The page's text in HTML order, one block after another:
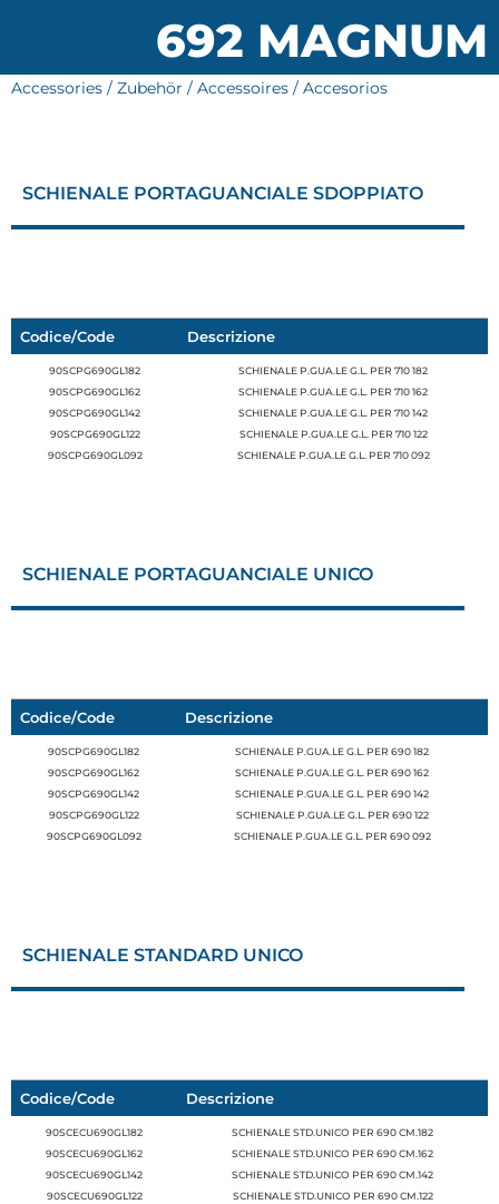
692 MAGNUM
Accessories / Zubehör / Accessoires / Accesorios
SCHIENALE PORTAGUANCIALE SDOPPIATO
Codice/Code Descrizione
90SCPG690GL182
SCHIENALE P.GUA.LE G.L. PER 710 182
90SCPG690GL162
SCHIENALE P.GUA.LE G.L. PER 710 162
90SCPG690GL142
SCHIENALE P.GUA.LE G.L. PER 710 142
90SCPG690GL122
SCHIENALE P.GUA.LE G.L. PER 710 122
90SCPG690GL092
SCHIENALE P.GUA.LE G.L. PER 710 092
SCHIENALE PORTAGUANCIALE UNICO
Codice/Code Descrizione
90SCPG690GL182
SCHIENALE P.GUA.LE G.L. PER 690 182
90SCPG690GL162
SCHIENALE P.GUA.LE G.L. PER 690 162
90SCPG690GL142
SCHIENALE P.GUA.LE G.L. PER 690 142
90SCPG690GL122
SCHIENALE P.GUA.LE G.L. PER 690 122
90SCPG690GL092
SCHIENALE P.GUA.LE G.L. PER 690 092
SCHIENALE STANDARD UNICO
Codice/Code Descrizione
90SCECU690GL182
SCHIENALE STD.UNICO PER 690 CM.182
90SCECU690GL162
SCHIENALE STD.UNICO PER 690 CM.162
90SCECU690GL142
SCHIENALE STD.UNICO PER 690 CM.142
90SCECU690GL122
SCHIENALE STD.UNICO PER 690 CM.122